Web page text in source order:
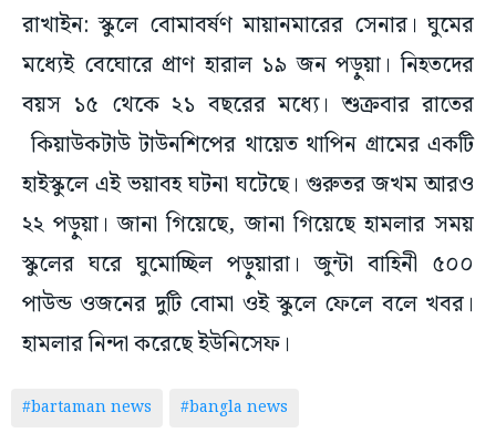
রাখাইন: স্কুলে বোমাবর্ষণ মায়ানমারের সেনার। ঘুমের
মধ্যেই বেঘোরে প্রাণ হারাল ১৯ জন পড়ুয়া। নিহতদের
বয়স ১৫ থেকে ২১ বছরের মধ্যে। শুক্রবার রাতের
কিয়াউকটাউ টাউনশিপের থায়েত থাপিন গ্রামের একটি
হাইস্কুলে এই ভয়াবহ ঘটনা ঘটেছে। গুরুতর জখম আরও
২২ পড়ুয়া। জানা গিয়েছে, জানা গিয়েছে হামলার সময়
স্কুলের ঘরে ঘুমোচ্ছিল পড়ুয়ারা। জুন্টা বাহিনী ৫০০
পাউন্ড ওজনের দুটি বোমা ওই স্কুলে ফেলে বলে খবর।
হামলার নিন্দা করেছে ইউনিসেফ।
#bartaman news #bangla news